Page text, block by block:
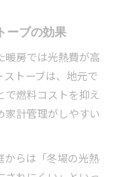
ーブの効果
暖房では光熱費が高
トーブは、地元で
燃料コストを抑え
家計管理がしやすい
からは「冬場の光熱